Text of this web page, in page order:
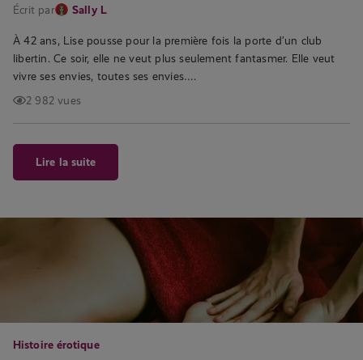
Écrit par Sally L
À 42 ans, Lise pousse pour la première fois la porte d’un club
libertin. Ce soir, elle ne veut plus seulement fantasmer. Elle veut
vivre ses envies, toutes ses envies….
2 982 vues
Lire la suite
Histoire érotique